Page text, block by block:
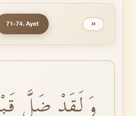
71-74. Ayet ››
وَلَقَدْ ضَلَّ